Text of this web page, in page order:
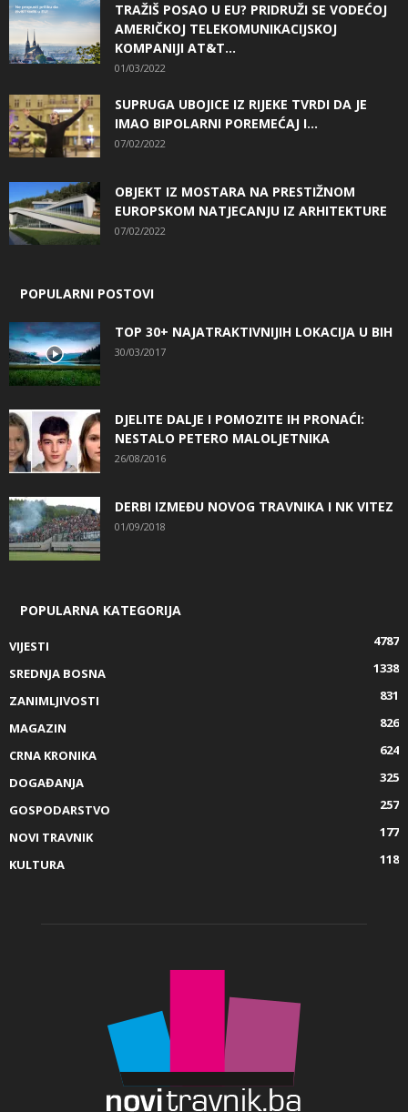
TRAŽIŠ POSAO U EU? PRIDRUŽI SE VODEĆOJ
AMERIČKOJ TELEKOMUNIKACIJSKOJ
KOMPANIJI AT&T...
01/03/2022
SUPRUGA UBOJICE IZ RIJEKE TVRDI DA JE
IMAO BIPOLARNI POREMEĆAJ I...
07/02/2022
OBJEKT IZ MOSTARA NA PRESTIŽNOM
EUROPSKOM NATJECANJU IZ ARHITEKTURE
07/02/2022
POPULARNI POSTOVI
TOP 30+ NAJATRAKTIVNIJIH LOKACIJA U BIH
30/03/2017
DJELITE DALJE I POMOZITE IH PRONAĆI:
NESTALO PETERO MALOLJETNIKA
26/08/2016
DERBI IZMEĐU NOVOG TRAVNIKA I NK VITEZ
01/09/2018
POPULARNA KATEGORIJA
VIJESTI
4787
SREDNJA BOSNA
1338
ZANIMLJIVOSTI
831
MAGAZIN
826
CRNA KRONIKA
624
DOGAĐANJA
325
GOSPODARSTVO
257
NOVI TRAVNIK
177
KULTURA
118